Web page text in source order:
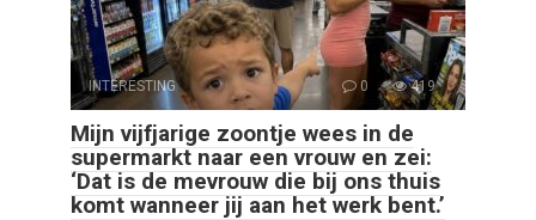
INTERESTING 0 419
Mijn vijfjarige zoontje wees in de
supermarkt naar een vrouw en zei:
‘Dat is de mevrouw die bij ons thuis
komt wanneer jij aan het werk bent.’